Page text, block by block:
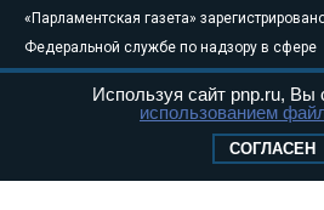
«Парламентская газета»
Федеральной службе по надзору в сфере
связи, информационных технологий и
массовых коммуникаций (Роскомнадзор)
Свидетельство о регистрации Эл № ФС77-
Используя сайт pnp.ru, Вы
использованием
СОГЛАСЕН